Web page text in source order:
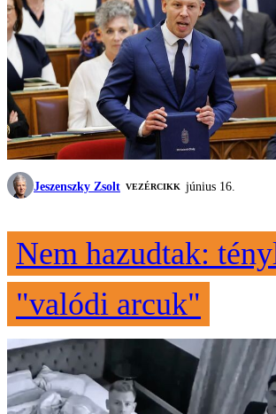
Jeszenszky Zsolt VEZÉRCIKK június 16.
Nem hazudtak:
"valódi arcuk"